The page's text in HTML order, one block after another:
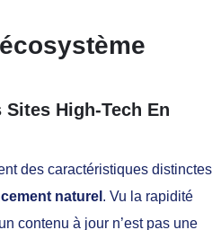
High-Tech En
des caractéristiques distinctes
naturel . Vu la rapidité
contenu à jour n’est pas une